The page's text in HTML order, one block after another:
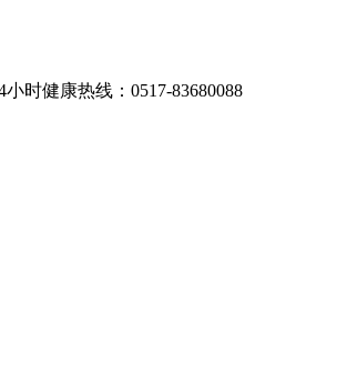
时健康热线：0517-83680088